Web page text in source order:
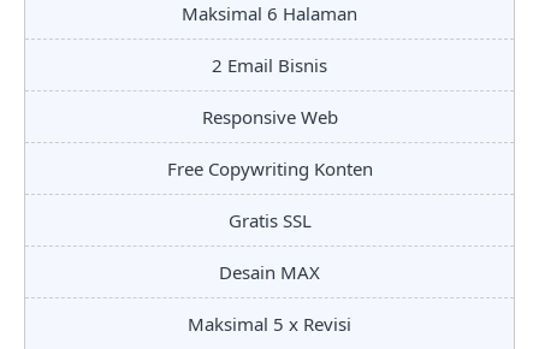
Maksimal 6 Halaman
2 Email Bisnis
Responsive Web
Free Copywriting Konten
Gratis SSL
Desain MAX
Maksimal 5 x Revisi